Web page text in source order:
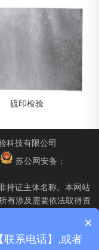
科技有限公司
苏公网安备：
持证主体名称。本网站
有涉及需要依法取得资
公司、南京隐石安全阀
并出具报告。不同检测
×
联系电话】,或者